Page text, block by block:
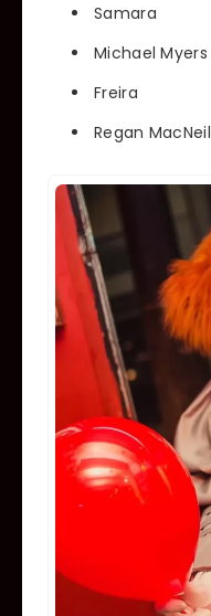
Samara
Michael Myers
Freira
Regan MacNeil